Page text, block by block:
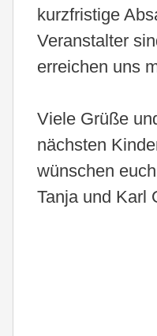
kurzfristige
Veranstalter
erreichen uns
Viele Grüße
nächsten
wünschen euch
Tanja und Karl